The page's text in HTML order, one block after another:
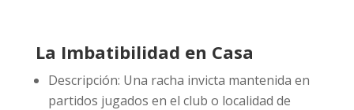
La Imbatibilidad en Casa
Descripción: Una racha invicta mantenida en
partidos jugados en el club o localidad de